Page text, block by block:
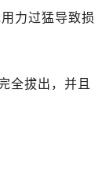
力过猛导致损
全拔出，并且